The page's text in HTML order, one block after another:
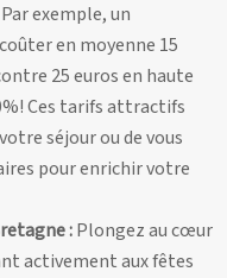
exemple, un
en moyenne 15
25 euros en haute
Ces tarifs attractifs
séjour ou de vous
pour enrichir votre
:Plongez au cœur
activement aux fêtes